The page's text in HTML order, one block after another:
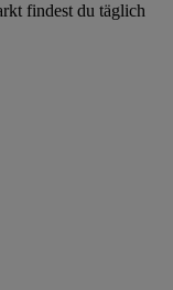
findest du täglich